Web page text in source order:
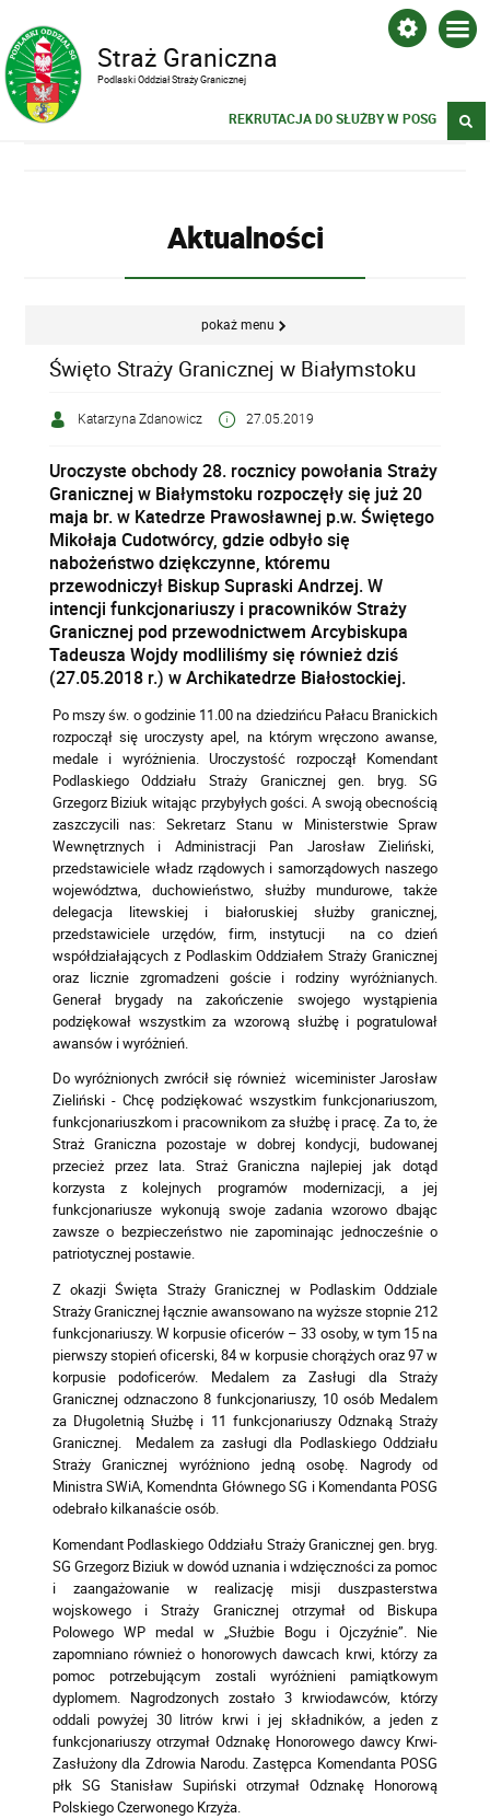
Straż Graniczna
Podlaski Oddział Straży Granicznej
REKRUTACJA DO SŁUŻBY W POSG
Aktualności
pokaż menu
Święto Straży Granicznej w Białymstoku
Katarzyna Zdanowicz 27.05.2019
Uroczyste obchody 28. rocznicy powołania Straży
Granicznej w Białymstoku rozpoczęły się już 20
maja br. w Katedrze Prawosławnej p.w. Świętego
Mikołaja Cudotwórcy, gdzie odbyło się
nabożeństwo dziękczynne, któremu
przewodniczył Biskup Supraski Andrzej. W
intencji funkcjonariuszy i pracowników Straży
Granicznej pod przewodnictwem Arcybiskupa
Tadeusza Wojdy modliliśmy się również dziś
(27.05.2018 r.) w Archikatedrze Białostockiej.
Po mszy św. o godzinie 11.00 na dziedzińcu Pałacu Branickich
rozpoczął się uroczysty apel, na którym wręczono awanse,
medale i wyróżnienia. Uroczystość rozpoczął Komendant
Podlaskiego Oddziału Straży Granicznej gen. bryg. SG
Grzegorz Biziuk witając przybyłych gości. A swoją obecnością
zaszczycili nas: Sekretarz Stanu w Ministerstwie Spraw
Wewnętrznych i Administracji Pan Jarosław Zieliński,
przedstawiciele władz rządowych i samorządowych naszego
województwa, duchowieństwo, służby mundurowe, także
delegacja litewskiej i białoruskiej służby granicznej,
przedstawiciele urzędów, firm, instytucji na co dzień
współdziałających z Podlaskim Oddziałem Straży Granicznej
oraz licznie zgromadzeni goście i rodziny wyróżnianych.
Generał brygady na zakończenie swojego wystąpienia
podziękował wszystkim za wzorową służbę i pogratulował
awansów i wyróżnień.
Do wyróżnionych zwrócił się również wiceminister Jarosław
Zieliński - Chcę podziękować wszystkim funkcjonariuszom,
funkcjonariuszkom i pracownikom za służbę i pracę. Za to, że
Straż Graniczna pozostaje w dobrej kondycji, budowanej
przecież przez lata. Straż Graniczna najlepiej jak dotąd
korzysta z kolejnych programów modernizacji, a jej
funkcjonariusze wykonują swoje zadania wzorowo dbając
zawsze o bezpieczeństwo nie zapominając jednocześnie o
patriotycznej postawie.
Z okazji Święta Straży Granicznej w Podlaskim Oddziale
Straży Granicznej łącznie awansowano na wyższe stopnie 212
funkcjonariuszy. W korpusie oficerów – 33 osoby, w tym 15 na
pierwszy stopień oficerski, 84 w korpusie chorążych oraz 97 w
korpusie podoficerów. Medalem za Zasługi dla Straży
Granicznej odznaczono 8 funkcjonariuszy, 10 osób Medalem
za Długoletnią Służbę i 11 funkcjonariuszy Odznaką Straży
Granicznej. Medalem za zasługi dla Podlaskiego Oddziału
Straży Granicznej wyróżniono jedną osobę. Nagrody od
Ministra SWiA, Komendnta Głównego SG i Komendanta POSG
odebrało kilkanaście osób.
Komendant Podlaskiego Oddziału Straży Granicznej gen. bryg.
SG Grzegorz Biziuk w dowód uznania i wdzięczności za pomoc
i zaangażowanie w realizację misji duszpasterstwa
wojskowego i Straży Granicznej otrzymał od Biskupa
Polowego WP medal w „Służbie Bogu i Ojczyźnie”. Nie
zapomniano również o honorowych dawcach krwi, którzy za
pomoc potrzebującym zostali wyróżnieni pamiątkowym
dyplomem. Nagrodzonych zostało 3 krwiodawców, którzy
oddali powyżej 30 litrów krwi i jej składników, a jeden z
funkcjonariuszy otrzymał Odznakę Honorowego dawcy Krwi-
Zasłużony dla Zdrowia Narodu. Zastępca Komendanta POSG
płk SG Stanisław Supiński otrzymał Odznakę Honorową
Polskiego Czerwonego Krzyża.